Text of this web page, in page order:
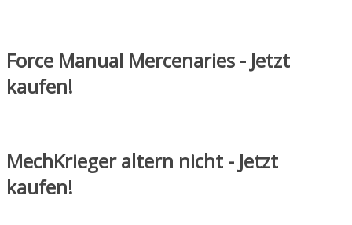
Force Manual Mercenaries - Jetzt
kaufen!
MechKrieger altern nicht - Jetzt
kaufen!